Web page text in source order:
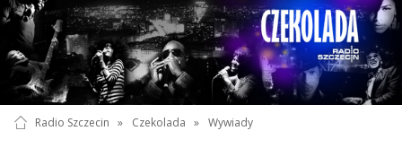
Radio Szczecin » Czekolada » Wywiady